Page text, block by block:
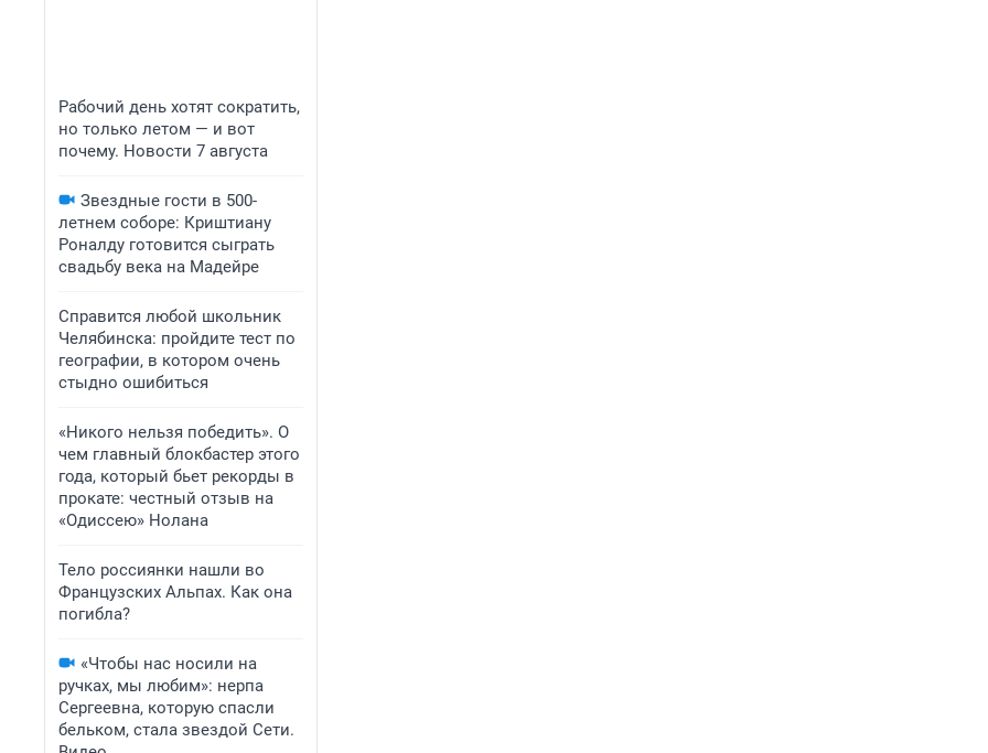
Рабочий день хотят сократить,
но только летом — и вот
почему. Новости 7 августа
Звездные гости в 500-
летнем соборе: Криштиану
Роналду готовится сыграть
свадьбу века на Мадейре
Справится любой школьник
Челябинска: пройдите тест по
географии, в котором очень
стыдно ошибиться
«Никого нельзя победить». О
чем главный блокбастер этого
года, который бьет рекорды в
прокате: честный отзыв на
«Одиссею» Нолана
Тело россиянки нашли во
Французских Альпах. Как она
погибла?
«Чтобы нас носили на
ручках, мы любим»: нерпа
Сергеевна, которую спасли
бельком, стала звездой Сети.